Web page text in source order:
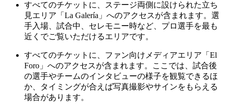
すべてのチケットに、ステージ両側に設けられた立ち
見エリア「La Galería」へのアクセスが含まれます。選
手入場、試合中、セレモニー時など、プロ選手を最も
近くでご覧いただけるエリアです。
すべてのチケットに、ファン向けメディアエリア「El
Foro」へのアクセスが含まれます。ここでは、試合後
の選手やチームのインタビューの様子を観覧できるほ
か、タイミングが合えば写真撮影やサインをもらえる
場合があります。